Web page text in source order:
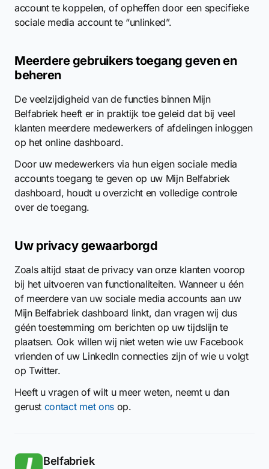
account te koppelen, of opheffen door een specifieke
sociale media account te “unlinked”.
Meerdere gebruikers toegang geven en
beheren
De veelzijdigheid van de functies binnen Mijn
Belfabriek heeft er in praktijk toe geleid dat bij veel
klanten meerdere medewerkers of afdelingen inloggen
op het online dashboard.
Door uw medewerkers via hun eigen sociale media
accounts toegang te geven op uw Mijn Belfabriek
dashboard, houdt u overzicht en volledige controle
over de toegang.
Uw privacy gewaarborgd
Zoals altijd staat de privacy van onze klanten voorop
bij het uitvoeren van functionaliteiten. Wanneer u één
of meerdere van uw sociale media accounts aan uw
Mijn Belfabriek dashboard linkt, dan vragen wij dus
géén toestemming om berichten op uw tijdslijn te
plaatsen. Ook willen wij niet weten wie uw Facebook
vrienden of uw LinkedIn connecties zijn of wie u volgt
op Twitter.
Heeft u vragen of wilt u meer weten, neemt u dan
gerust contact met onsop.
Belfabriek